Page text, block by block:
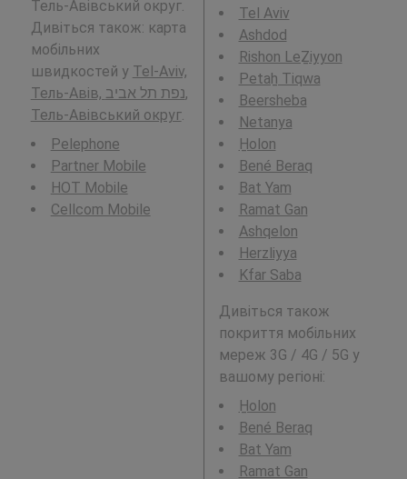
Тель-Авівський округ.
Дивіться також: карта
мобільних
швидкостей у Tel-Aviv,
Тель-Авів, נפת תל אביב,
Тель-Авівський округ.
Pelephone
Partner Mobile
HOT Mobile
Cellcom Mobile
Tel Aviv
Ashdod
Rishon LeẔiyyon
Petaẖ Tiqwa
Beersheba
Netanya
H̱olon
Bené Beraq
Bat Yam
Ramat Gan
Ashqelon
Herzliyya
Kfar Saba
Дивіться також
покриття мобільних
мереж 3G / 4G / 5G у
вашому регіоні:
H̱olon
Bené Beraq
Bat Yam
Ramat Gan